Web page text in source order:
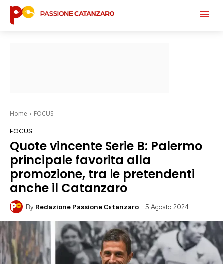
Home FOCUS
FOCUS
Quote vincente Serie B: Palermo
principale favorita alla
promozione, tra le pretendenti
anche il Catanzaro
By Redazione Passione Catanzaro 5 Agosto 2024